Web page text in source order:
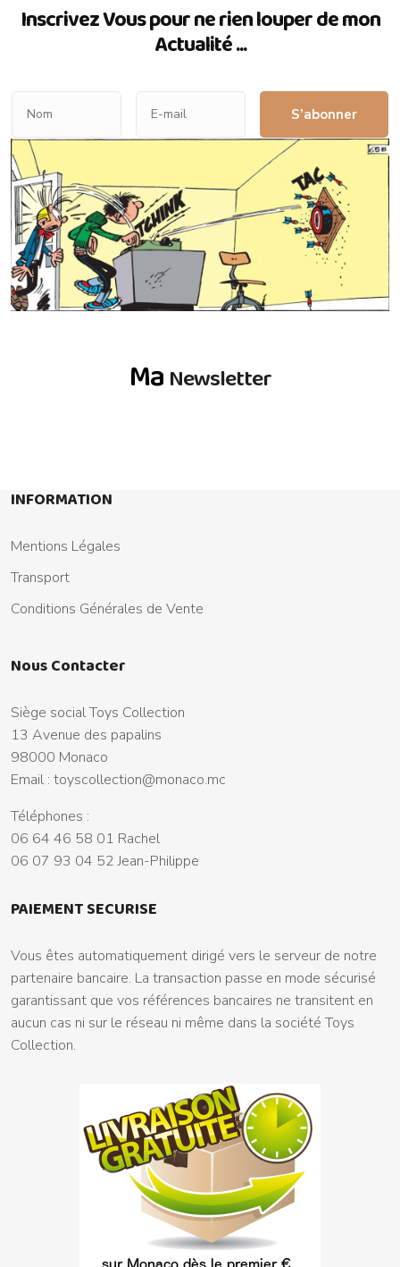
Inscrivez Vous pour ne rien louper de mon
Actualité ...
S’abonner
Ma Newsletter
INFORMATION
Mentions Légales
Transport
Conditions Générales de Vente
Nous Contacter
Siège social Toys Collection
13 Avenue des papalins
98000 Monaco
Email : toyscollection@monaco.mc
Téléphones :
06 64 46 58 01 Rachel
06 07 93 04 52 Jean-Philippe
PAIEMENT SECURISE
Vous êtes automatiquement dirigé vers le serveur de notre
partenaire bancaire. La transaction passe en mode sécurisé
garantissant que vos références bancaires ne transitent en
aucun cas ni sur le réseau ni même dans la société Toys
Collection.